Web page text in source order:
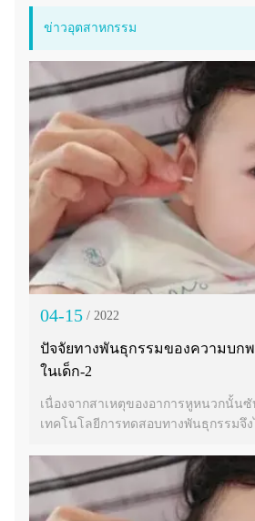
ข่าวอุตสาหกรรม
04-15 / 2022
ปัจจัยทางพันธุกรรมของความบก
ในเด็ก-2
เนื่องจากสาเหตุของอาการหูหนวกนั้น
เทคโนโลยีการทดสอบทางพันธุกรรมจึง
ป่วยประมาณ 50% ได้รับผลลัพธ์เชิงล
ทางพันธุกรรม